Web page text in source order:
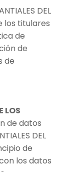
DEL
los titulares
de
de
de
LOS
de datos
DEL
de
los datos